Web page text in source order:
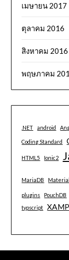
เมษายน 2017
ตุลาคม 2016
สิงหาคม 2016
พฤษภาคม
.NET android
Coding Standard
HTML5 Ionic2
MariaDB
plugins PouchDB
typscript